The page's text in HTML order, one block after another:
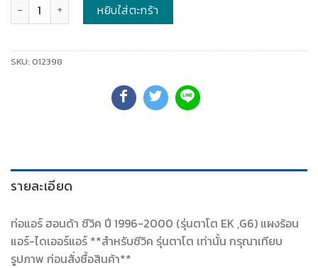
หยิบใส่ตะกร้า
SKU: 012398
รายละเอียด
ท่อแอร์ ฮอนด้า ซีวิค ปี 1996-2000 (รุ่นตาโต EK ,G6) แผงร้อน
แอร์-ไดเออร์แอร์ **สำหรับซีวิค รุ่นตาโต เท่านั้น กรุณาเทียบ
รูปภาพ ก่อนสั่งซื้อสินค้า**